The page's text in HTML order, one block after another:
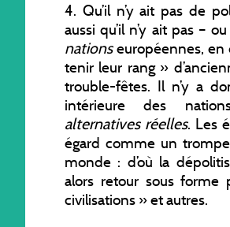
4. Qu’il n’y ait pas de
aussi qu’il n’y ait pas –
nationseuropéennes,
tenir leur rang »
trouble-fêtes. Il n’y a
intérieure des
alternatives réelles. Les
égard comme un
monde : d’où la
alors retour sous
civilisations » et autres.